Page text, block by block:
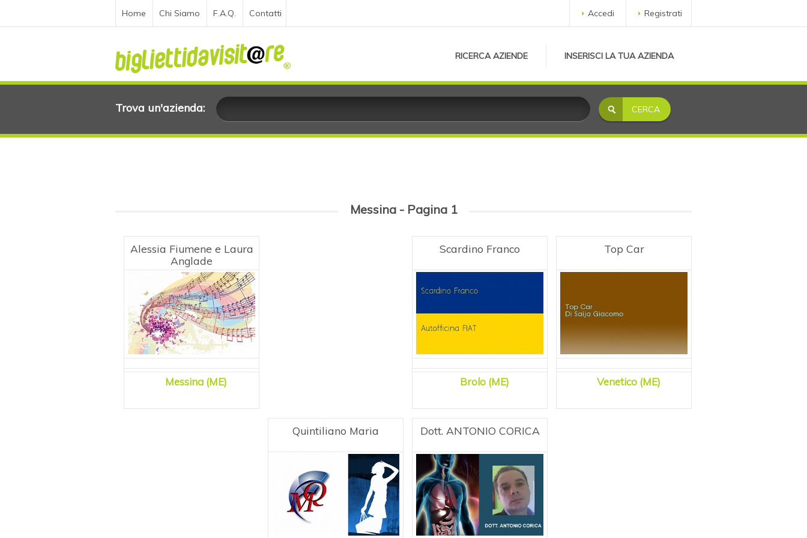
Home Chi Siamo F.A.Q. Contatti Accedi Registrati
RICERCA AZIENDE INSERISCI LA TUA AZIENDA
Trova un'azienda:
Messina - Pagina 1
Alessia Fiumene e Laura
Anglade
Messina (ME)
Scardino Franco
Brolo (ME)
Top Car
Venetico (ME)
Quintiliano Maria Dott. ANTONIO CORICA